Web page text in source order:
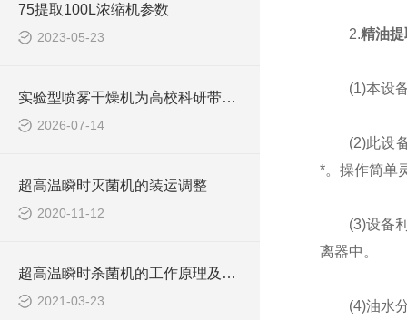
75提取100L浓缩机参数
2023-05-23
实验型喷雾干燥机为高校科研带来的核心价值？
2026-07-14
超高温瞬时灭菌机的装运调整
2020-11-12
超高温瞬时杀菌机的工作原理及其性能特点分析
2021-03-23
2.精油提
(1)本设备
(2)此设备
*。操作简单
(3)设备利
离器中。
(4)油水分